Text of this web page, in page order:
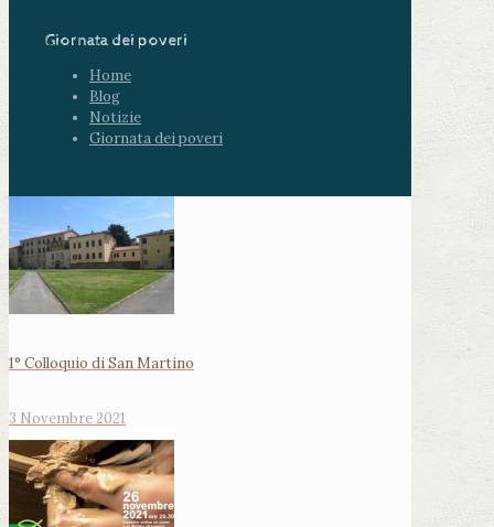
Giornata dei poveri
Home
Blog
Notizie
Giornata dei poveri
1° Colloquio di San Martino
3 Novembre 2021